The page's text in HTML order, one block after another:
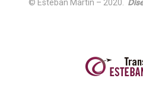
© Esteban Martín – 2020.